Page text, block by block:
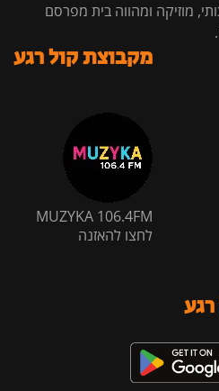
מוזיקה ומהווה בית מפרסם
מקבוצת קול רגע
MUZYKA 106.4FM
לחצו להאזנה